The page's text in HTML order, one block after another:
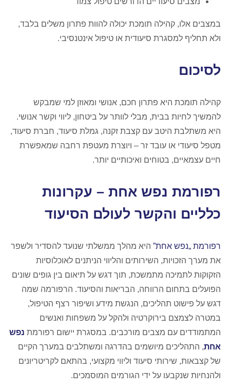
במצבים אלו, קהילה תומכת יכולה להוות פתרון משלים בלבד,
ולא תחליף למסגרת סיעודית או טיפול אינטנסיבי.
לסיכום
קהילה תומכת היא פתרון חכם, אנושי ומאוזן למי שמבקש
להמשיך לחיות בבית, מבלי לוותר על ביטחון, ליווי וקשר אנושי.
היא משתלבת היטב עם קצבת זקנה, גמלת סיעוד, חברת סיעוד,
מטפל סיעודי או עובד זר – ויוצרת מעטפת רחבה שמאפשרת
חיים עצמאיים, בטוחים ואיכותיים יותר.
רפורמת נפש אחת – עקרונות
כלליים והקשר לעולם הסיעוד
רפורמת „נפש אחת” היא מהלך ממשלתי שנועד להסדיר ולשפר
את מערך הזכויות, השירותים והליווי הניתנים לאוכלוסיות
הזקוקות לתמיכה מתמשכת, תוך דגש על תיאום בין גופים שונים
הפועלים בתחום הרווחה, הבריאות והסיעוד. הרפורמה שמה
דגש על פישוט תהליכים, הנגשת מידע ושיפור רצף הטיפול,
במטרה לצמצם בירוקרטיה ולהקל על משפחות ואנשים
המתמודדים עם מצבים מורכבים. במסגרת יישום רפורמת נפש
אחת, התהליכים מיושמים בהדרגה ומשתלבים במערך הקיים
של קצבאות, שירותי סיעוד וליווי מקצועי, בהתאם לקריטריונים
ולהנחיות שנקבעו על ידי הגורמים המוסמכים.